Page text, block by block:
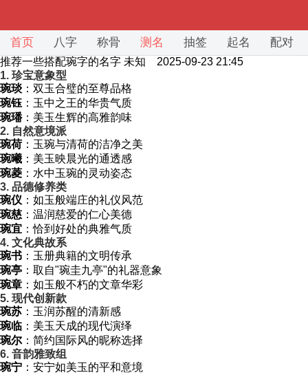
首页 八字 称骨 测名 抽签 起名 配对
推荐一些搭配琬字的名字 未知 2025-09-23 21:45
1. 珍宝意象型
琬琰 ：双玉合璧的至尊品格
琬钰 ：玉中之王的华贵气质
琬璠：美玉生辉的高雅韵味
2. 自然意境派
琬荷 ：玉琬与清荷的洁净之美
琬曦 ：美玉映晨光的通透感
琬菱 ：水中玉琬的灵动姿态
3. 品德修养类
琬仪 ：如玉般端庄的礼仪风范
琬慈 ：温润慈爱的仁心美德
琬宜 ：恰到好处的典雅气质
4. 文化典故系
琬书 ：玉册典籍的文明传承
琬亭 ：取自"琬圭九亭"的礼器意象
琬章 ：如玉般不朽的文章华彩
5. 现代创新款
琬苏 ：玉润苏醒的清新感
琬临 ：美玉天成的现代演绎
琬尔 ：简约国际风的昵称选择
6. 音韵雅致组
琬宁 ：安宁如美玉的平和意境